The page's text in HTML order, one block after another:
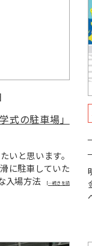
式の駐車場」
いと思います。
に駐車していた
入場方法
[…続きを読